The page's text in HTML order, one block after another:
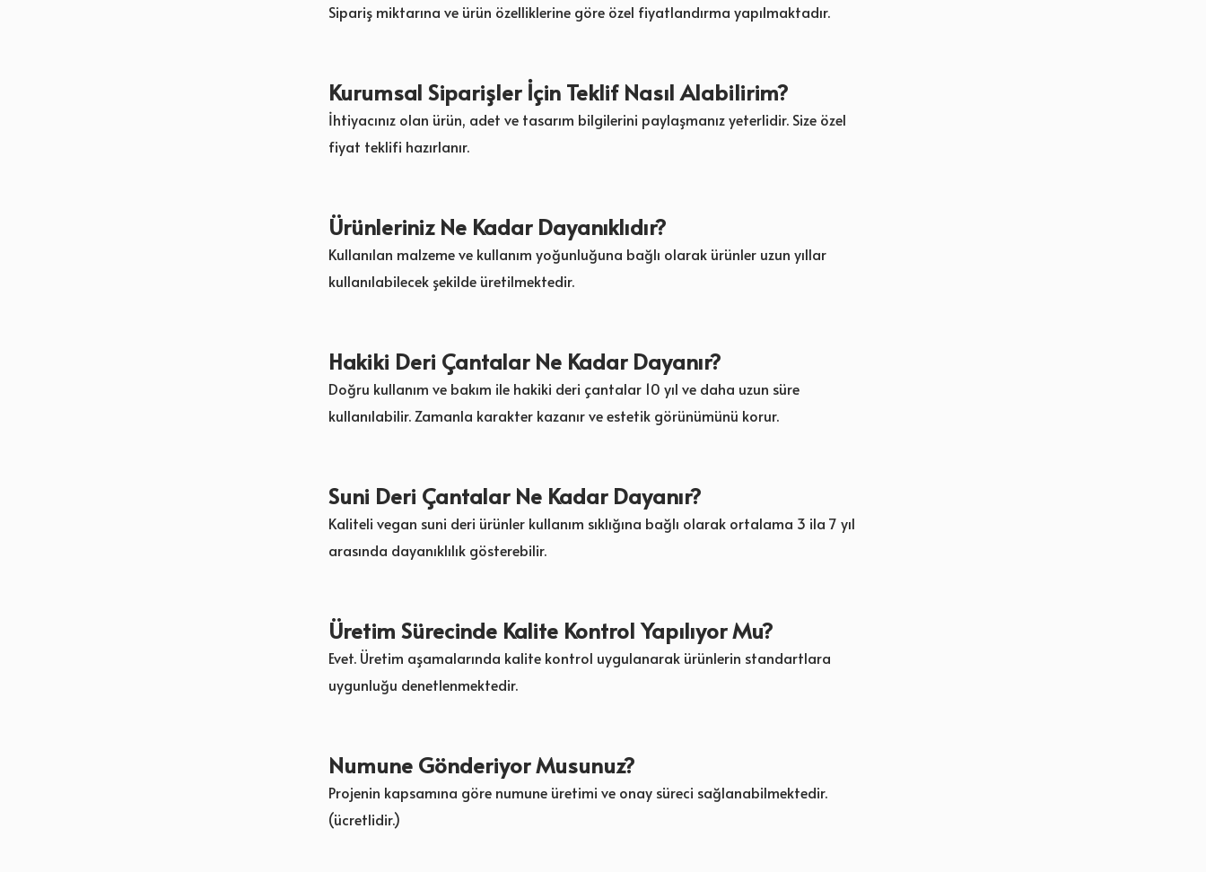
Sipariş miktarına ve ürün özelliklerine göre özel fiyatlandırma yapılmaktadır.
Kurumsal Siparişler İçin Teklif Nasıl Alabilirim?
İhtiyacınız olan ürün, adet ve tasarım bilgilerini paylaşmanız yeterlidir. Size özel
fiyat teklifi hazırlanır.
Ürünleriniz Ne Kadar Dayanıklıdır?
Kullanılan malzeme ve kullanım yoğunluğuna bağlı olarak ürünler uzun yıllar
kullanılabilecek şekilde üretilmektedir.
Hakiki Deri Çantalar Ne Kadar Dayanır?
Doğru kullanım ve bakım ile hakiki deri çantalar 10 yıl ve daha uzun süre
kullanılabilir. Zamanla karakter kazanır ve estetik görünümünü korur.
Suni Deri Çantalar Ne Kadar Dayanır?
Kaliteli vegan suni deri ürünler kullanım sıklığına bağlı olarak ortalama 3 ila 7 yıl
arasında dayanıklılık gösterebilir.
Üretim Sürecinde Kalite Kontrol Yapılıyor Mu?
Evet. Üretim aşamalarında kalite kontrol uygulanarak ürünlerin standartlara
uygunluğu denetlenmektedir.
Numune Gönderiyor Musunuz?
Projenin kapsamına göre numune üretimi ve onay süreci sağlanabilmektedir.
(ücretlidir.)